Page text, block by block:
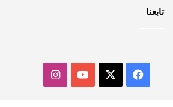
تابعنا
فيسبوك ‫YouTubeانستقرام